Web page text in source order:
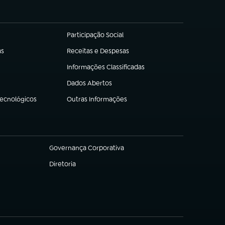
Participação Social
(abre em nova aba)
Receitas e Despesas
(abre em nova aba)
Informações Classificadas
(abre em nova aba)
Dados Abertos
(abre em nova aba)
Outras Informações
(abre em nova aba)
Governança Corporativa
(abre em nova aba)
Diretoria
(abre em nova aba)